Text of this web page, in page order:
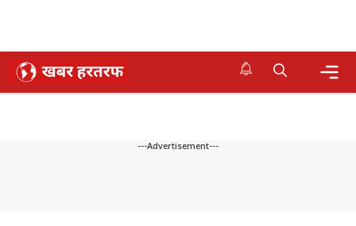
Skip
---Advertisement---